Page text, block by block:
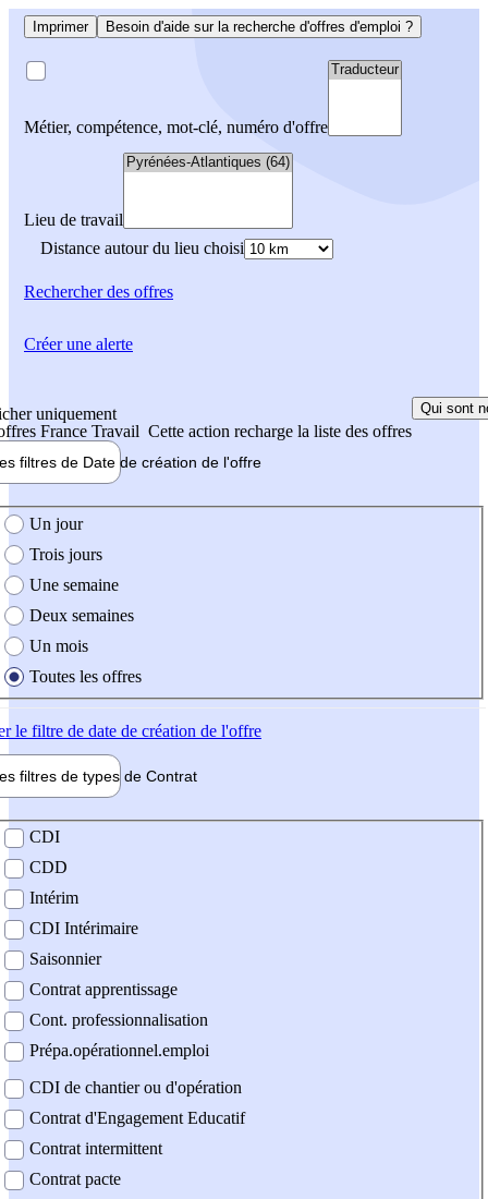
Imprimer Besoin d'aide sur la recherche d'offres d'emploi ?
Métier, compétence, mot-clé, numéro d'offre
Lieu de travail
Distance autour du lieu choisi
Rechercherdes offres
uniquement
France Travail Cette action recharge la liste des offres
Qui sont
filtres de Date de création de l'offre
création de l'offre
Un jour
Trois jours
Une semaine
Deux semaines
Un mois
Toutes les offres
le filtre de date de création de l'offre
filtres de types de Contrat
contrat
CDI
CDD
Intérim
CDI Intérimaire
Saisonnier
Contrat apprentissage
Cont. professionnalisation
Prépa.opérationnel.emploi
CDI de chantier ou d'opération
Contrat d'Engagement Educatif
Contrat intermittent
Contrat pacte
Créer une alerte